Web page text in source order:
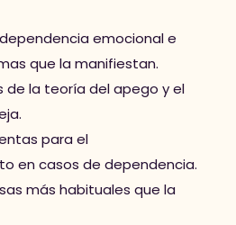
emocional e
que la manifiestan.
de la teoría del apego y el
para el
en casos de dependencia.
más habituales que la